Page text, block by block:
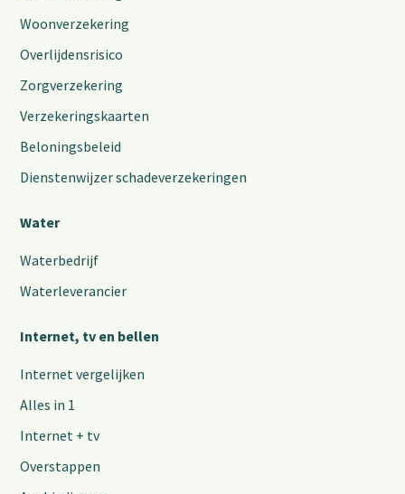
Woonverzekering
Overlijdensrisico
Zorgverzekering
Verzekeringskaarten
Beloningsbeleid
Dienstenwijzer schadeverzekeringen
Water
Waterbedrijf
Waterleverancier
Internet, tv en bellen
Internet vergelijken
Alles in 1
Internet + tv
Overstappen